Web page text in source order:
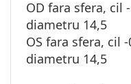
OD fara sfera, cil
diametru 14,5
OS fara sfera, cil
diametru 14,5